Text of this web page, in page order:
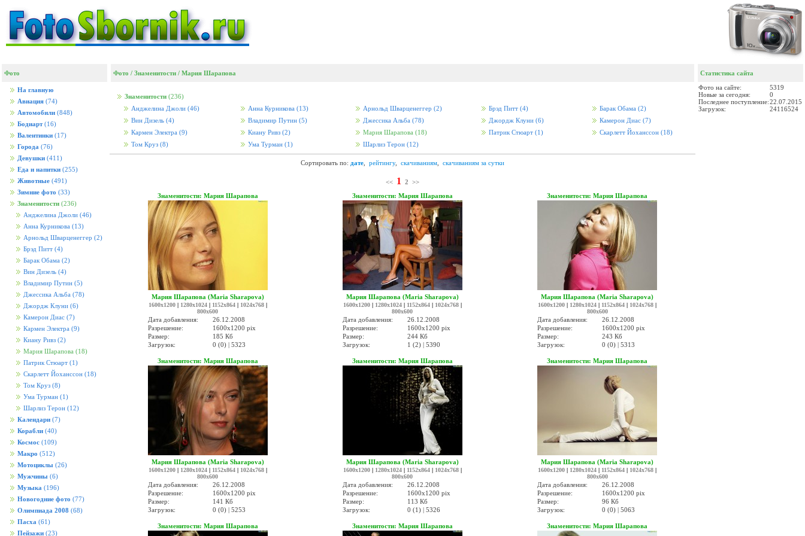
Фото
На главную
Авиация (74)
Автомобили (848)
Бодиарт (16)
Валентинки (17)
Города (76)
Девушки (411)
Еда и напитки (255)
Животные (491)
Зимние фото (33)
Знаменитости (236)
Анджелина Джоли (46)
Анна Курникова (13)
Арнольд Шварценеггер (2)
Брэд Питт (4)
Барак Обама (2)
Вин Дизель (4)
Владимир Путин (5)
Джессика Альба (78)
Джордж Клуни (6)
Камерон Диас (7)
Кармен Электра (9)
Киану Ривз (2)
Мария Шарапова (18)
Патрик Стюарт (1)
Скарлетт Йоханссон (18)
Том Круз (8)
Ума Турман (1)
Шарлиз Терон (12)
Календари (7)
Корабли (40)
Космос (109)
Макро (512)
Мотоциклы (26)
Мужчины (6)
Музыка (196)
Новогодние фото (77)
Олимпиада 2008 (68)
Пасха (61)
Пейзажи (23)
Фото / Знаменитости / Мария Шарапова
Знаменитости (236)
Анджелина Джоли (46) Анна Курникова (13) Арнольд Шварценеггер (2) Брэд Питт (4) Барак Обама (2)
Вин Дизель (4) Владимир Путин (5) Джессика Альба (78) Джордж Клуни (6) Камерон Диас (7)
Кармен Электра (9) Киану Ривз (2) Мария Шарапова (18) Патрик Стюарт (1) Скарлетт Йоханссон (18)
Том Круз (8) Ума Турман (1) Шарлиз Терон (12)
Сортировать по: дате рейтингу, скачиваниям скачиваниям за сутки
<< 1 2 >>
Знаменитости: Мария Шарапова
Мария Шарапова (Maria Sharapova)
1600x1200| 1280x1024| 1152x864| 1024x768|
800x600
Дата добавления:
26.12.2008
Разрешение:
1600x1200 pix
Размер:
185 Кб
Загрузок:
0 (0) | 5323
Знаменитости: Мария Шарапова
Мария Шарапова (Maria Sharapova)
1600x1200| 1280x1024| 1152x864| 1024x768|
800x600
Дата добавления:
26.12.2008
Разрешение:
1600x1200 pix
Размер:
244 Кб
Загрузок:
1 (2) | 5390
Знаменитости: Мария Шарапова
Мария Шарапова (Maria Sharapova)
1600x1200 | 1280x1024 | 1152x864 | 1024x768 |
800x600
Дата добавления:
26.12.2008
Разрешение:
1600x1200 pix
Размер:
243 Кб
Загрузок:
0 (0) | 5313
Знаменитости: Мария Шарапова
Мария Шарапова (Maria Sharapova)
1600x1200| 1280x1024| 1152x864| 1024x768|
800x600
Дата добавления:
26.12.2008
Разрешение:
1600x1200 pix
Размер:
141 Кб
Загрузок:
0 (0) | 5253
Знаменитости: Мария Шарапова
Мария Шарапова (Maria Sharapova)
1600x1200| 1280x1024| 1152x864| 1024x768|
800x600
Дата добавления:
26.12.2008
Разрешение:
1600x1200 pix
Размер:
113 Кб
Загрузок:
0 (1) | 5326
Знаменитости: Мария Шарапова
Мария Шарапова (Maria Sharapova)
1600x1200 | 1280x1024 | 1152x864 | 1024x768 |
800x600
Дата добавления:
26.12.2008
Разрешение:
1600x1200 pix
Размер:
96 Кб
Загрузок:
0 (0) | 5063
Знаменитости: Мария Шарапова Знаменитости: Мария Шарапова Знаменитости: Мария Шарапова
Статистика сайта
Фото на сайте:
5319
Новые за сегодня:
0
Последнее поступление:22.07.2015
Загрузок:
24116524